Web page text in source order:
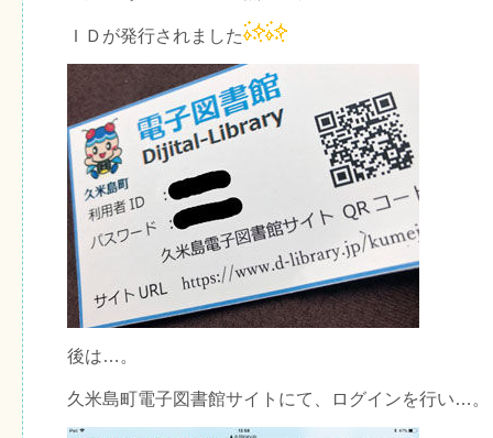
ＩＤが発行されました
後は…。
久米島町電子図書館サイトにて、ログインを行い…。